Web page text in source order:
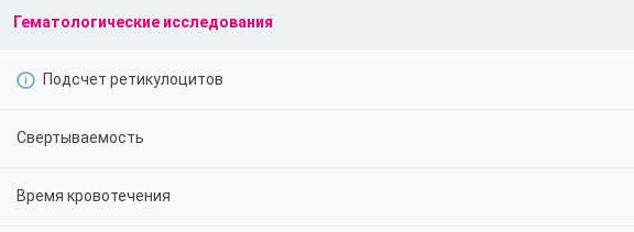
Гематологические исследования
Подсчет ретикулоцитов
Свертываемость
Время кровотечения